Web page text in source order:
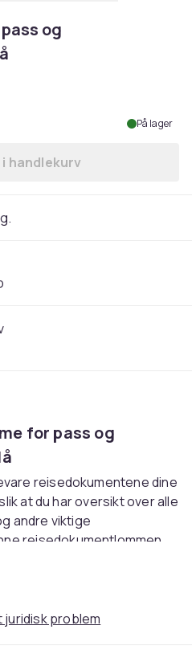
og
På lager
Legg Reise lommebok for
i handlekurv
for pass og
reisedokumentene dine
at du har oversikt over alle
andre viktige
reisedokumentlommen.
problem